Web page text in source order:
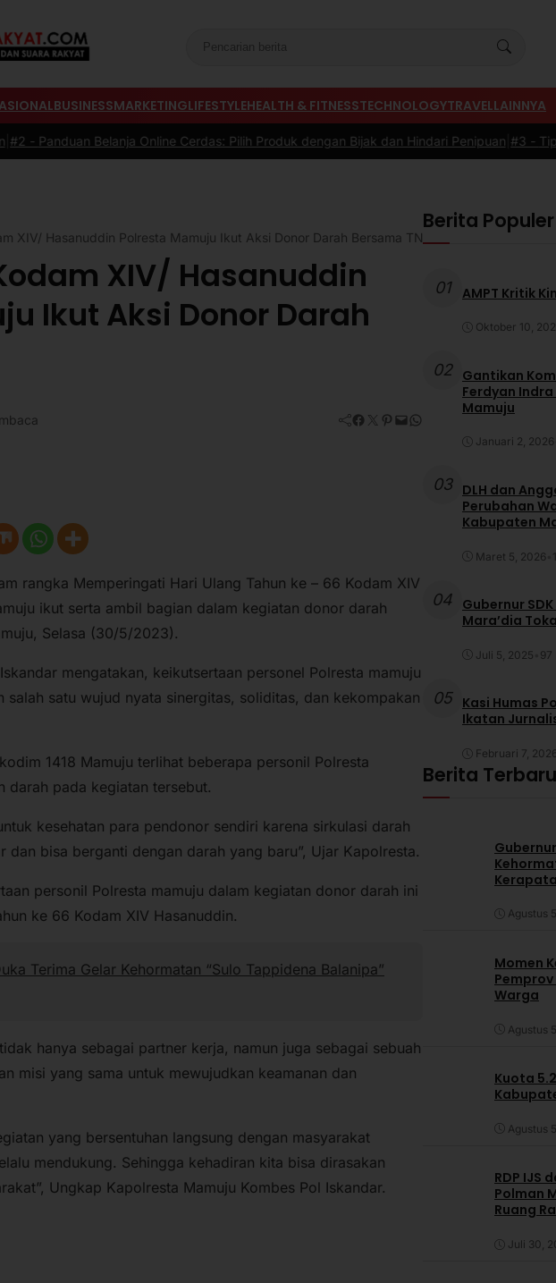
BUSINESSMARKETINGLIFESTYLEHEALTH & FITNESSTECHNOLOGYTRAVELLAINNYA
Online Cerdas: Pilih Produk dengan Bijak dan Hindari Penipuan|#3 -Tips Memilih
XIV/ Hasanuddin Polresta Mamuju Ikut Aksi Donor Darah Bersama TNI
XIV/ Hasanuddin
Ikut Aksi Donor Darah
Facebook Twitter Pinterest Mail WhatsApp
rangka Memperingati Hari Ulang Tahun ke – 66 Kodam XIV
ikut serta ambil bagian dalam kegiatan donor darah
Selasa (30/5/2023).
mengatakan, keikutsertaan personel Polresta mamuju
salah satu wujud nyata sinergitas, soliditas, dan kekompakan
1418 Mamuju terlihat beberapa personil Polresta
darah pada kegiatan tersebut.
kesehatan para pendonor sendiri karena sirkulasi darah
dan bisa berganti dengan darah yang baru”, Ujar Kapolresta.
personil Polresta mamuju dalam kegiatan donor darah ini
ke 66 Kodam XIV Hasanuddin.
Terima Gelar Kehormatan “Sulo Tappidena Balanipa”
hanya sebagai partner kerja, namun juga sebagai sebuah
misi yang sama untuk mewujudkan keamanan dan
yang bersentuhan langsung dengan masyarakat
mendukung. Sehingga kehadiran kita bisa dirasakan
Ungkap Kapolresta Mamuju Kombes Pol Iskandar.
Berita Populer
01 AMPT Kritik
Oktober 10,
02
Gantikan
Ferdyan
Mamuju
Januari 2, 2026
03
DLH dan
Perubahan
Kabupaten
Maret 5, 2026
04 Gubernur
Mara’dia
Juli 5, 2025 97
05
Kasi Humas
Ikatan
Februari 7, 2026
Berita Terbaru
Agustus
Momen
Warga
Agustus
Kuota
Agustus
RDP IJS
Polman
Ruang
Juli 30,